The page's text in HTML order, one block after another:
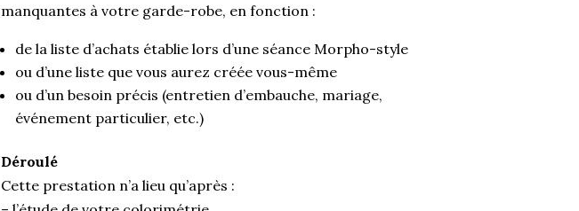
manquantes à votre garde-robe, en fonction :
de la liste d’achats établie lors d’une séance Morpho-style
ou d’une liste que vous aurez créée vous-même
ou d’un besoin précis (entretien d’embauche, mariage,
événement particulier, etc.)
Déroulé
Cette prestation n’a lieu qu’après :